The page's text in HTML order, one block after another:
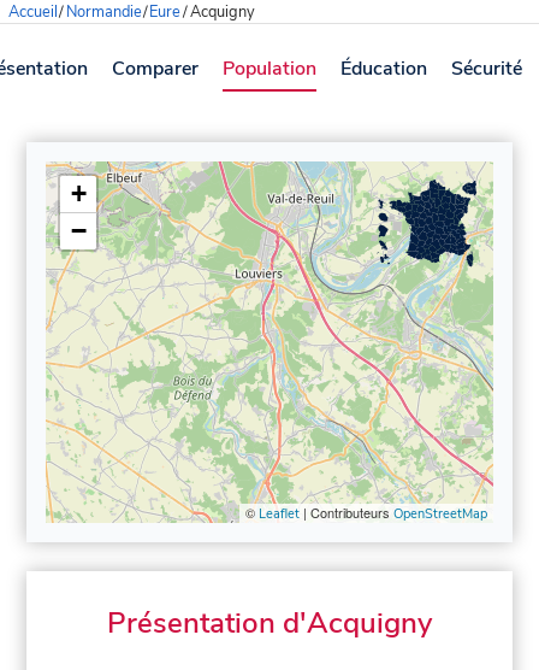
Accueil/Normandie/Eure/Acquigny
Comparer Population Éducation Sécurité
+
−
© Leaflet| Contributeurs OpenStreetMap
Présentation d'Acquigny